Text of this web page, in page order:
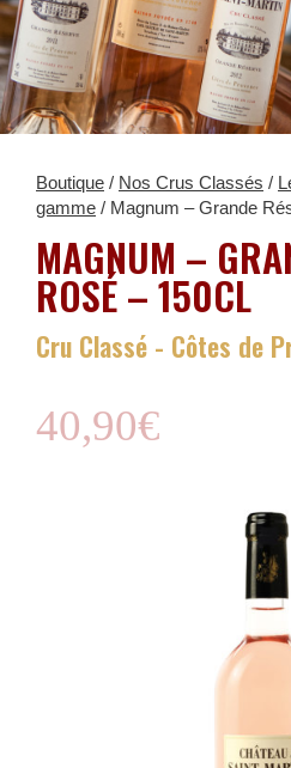
Boutique / Nos Crus Classés /
gamme / Magnum – Grande
MAGNUM –
ROSÉ – 150CL
Cru Classé - Côtes de
40,90€